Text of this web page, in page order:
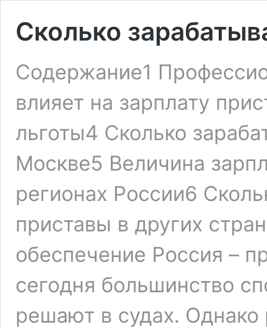
Сколько
Содержание1
влияет на зарплату
льготы4 Сколько
Москве5 Величина
регионах России6
приставы в других
обеспечение Россия –
сегодня большинство
решают в судах.